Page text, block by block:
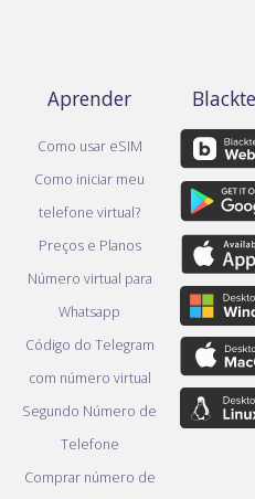
Aprender
Como usar eSIM
Como iniciar meu
telefone virtual?
Preços e Planos
Número virtual para
Whatsapp
Código do Telegram
com número virtual
Segundo Número de
Telefone
Comprar número de